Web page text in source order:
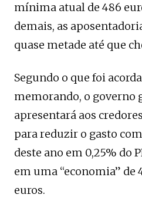
mínima atual de 486
demais, as
quase metade até que
Segundo o que foi
memorando, o governo
apresentará aos
para reduzir o gasto
deste ano em 0,25% do
em uma “economia” de
euros.